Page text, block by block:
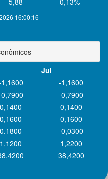
16:00:16
Jul
-1,1600
-0,7900
0,1400
0,1400
0,1600
0,1600
0,1800
-0,0300
1,1200
1,2200
38,4200